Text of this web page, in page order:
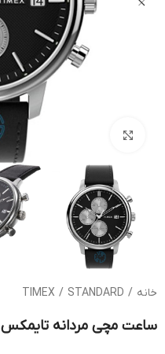
خانه /
TIMEX / STANDARD
ساعت مچی مردانه تایمکس TIMEX TW2W13100